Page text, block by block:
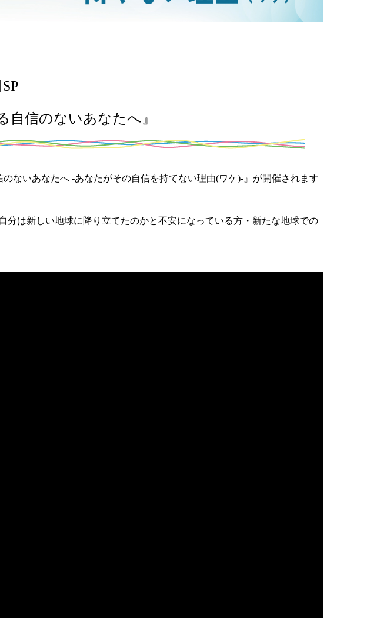
自信のないあなたへ』
ないあなたへ -あなたがその自信を持てない理由(ワケ)-』が開催されます
は新しい地球に降り立てたのかと不安になっている方・新たな地球での